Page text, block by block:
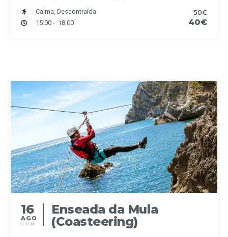
Calma, Descontraída
15:00 - 18:00
50€
40€
16
AGO
DOM
Enseada da Mula
(Coasteering)